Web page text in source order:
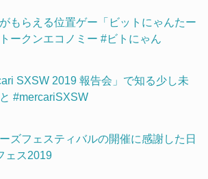
もらえる位置ゲー「ビットにゃんたー
ークンエコノミー #ビトにゃん
SXSW 2019 報告会」で知る少し未
#mercariSXSW
ズフェスティバルの開催に感謝した日
ェス2019